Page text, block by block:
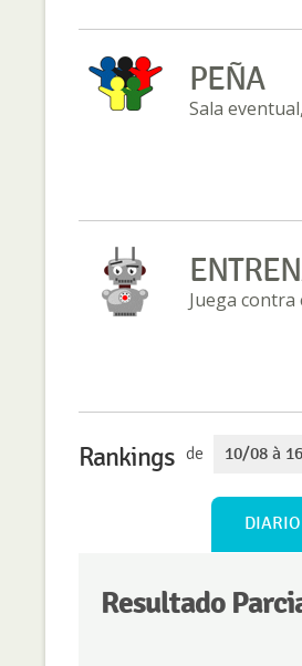
PEÑA
Sala
Juega
Rankings de 10/08 à
DIARIO
Resultado